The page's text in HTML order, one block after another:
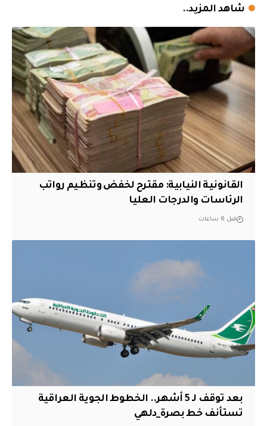
شاهد المزيد..
القانونية النيابية: مقترح لخفض وتنظيم رواتب
الرئاسات والدرجات العليا
قبل 8 ساعات
بعد توقف لـ 5 أشهر.. الخطوط الجوية العراقية
تستأنف خط بصرة_دلهي